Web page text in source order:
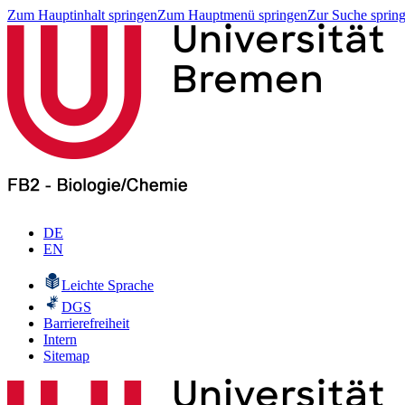
Zum Hauptinhalt springenZum Hauptmenü springenZur Suche
DE
EN
Leichte Sprache
DGS
Barrierefreiheit
Intern
Sitemap